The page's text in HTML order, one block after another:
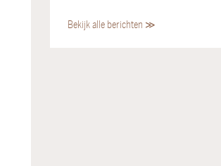
Bekijk alle berichten ≫